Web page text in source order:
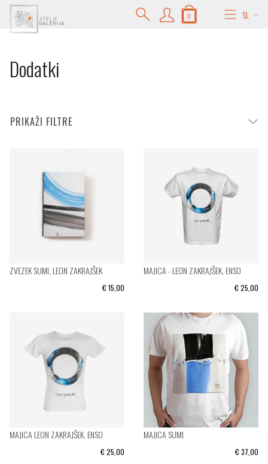
SL
0
Dodatki
PRIKAŽI FILTRE
ZVEZEK SUMI, LEON ZAKRAJŠEK
€ 15,00
MAJICA - LEON ZAKRAJŠEK, ENSO
€ 25,00
MAJICA LEON ZAKRAJŠEK, ENSO
€ 25,00
MAJICA SUMI
€ 37,00